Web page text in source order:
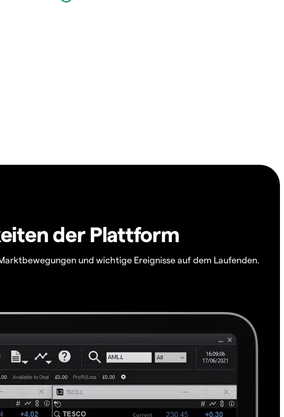
der Plattform
und wichtige Ereignisse auf dem Laufenden.